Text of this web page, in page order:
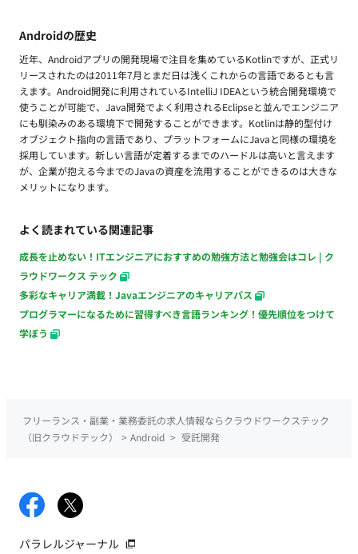
Androidの歴史
近年、Androidアプリの開発現場で注目を集めているKotlinですが、正式リ
リースされたのは2011年7月とまだ日は浅くこれからの言語であるとも言
えます。Android開発に利用されているIntelliJ IDEAという統合開発環境で
使うことが可能で、Java開発でよく利用されるEclipseと並んでエンジニア
にも馴染みのある環境下で開発することができます。Kotlinは静的型付け
オブジェクト指向の言語であり、プラットフォームにJavaと同様の環境を
採用しています。新しい言語が定着するまでのハードルは高いと言えます
が、企業が抱える今までのJavaの資産を流用することができるのは大きな
メリットになります。
よく読まれている関連記事
成長を止めない！ITエンジニアにおすすめの勉強方法と勉強会はコレ | ク
ラウドワークス テック
多彩なキャリア満載！Javaエンジニアのキャリアパス
プログラマーになるために習得すべき言語ランキング！優先順位をつけて
学ぼう
フリーランス・副業・業務委託の求人情報ならクラウドワークステック
（旧クラウドテック）
> Android > 受託開発
パラレルジャーナル